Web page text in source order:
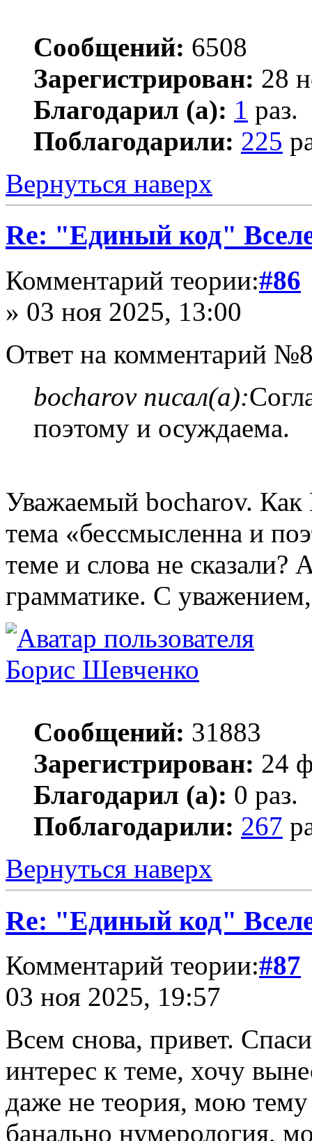
Сообщений: 6508
Зарегистрирован: 28
Благодарил (а): 1 раз.
Поблагодарили: 225
Вернуться наверх
Re: "Единый код"
Комментарий теории:#86
» 03 ноя 2025, 13:00
Ответ на комментарий
bocharov писал(а):
поэтому и осуждаема.
Уважаемый bocharov. Как
тема «бессмысленна и
теме и слова не сказали?
грамматике. С
Борис Шевченко
Сообщений: 31883
Зарегистрирован: 24
Благодарил (а): 0 раз.
Поблагодарили: 267
Вернуться наверх
Re: "Единый код"
Комментарий теории:#87
03 ноя 2025, 19:57
Всем снова, привет.
интерес к теме, хочу
даже не теория, мою тему
банально нумерология,